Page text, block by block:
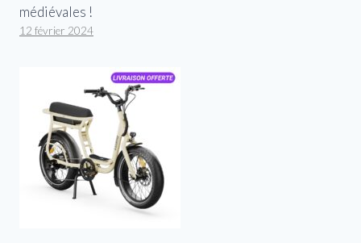
médiévales !
12 février 2024